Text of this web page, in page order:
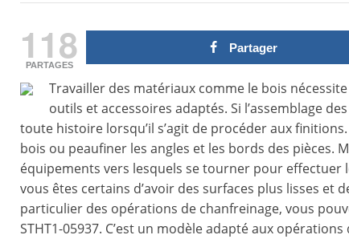
118
PARTAGES
Partager
Travailler des matériaux comme le bois
outils et accessoires adaptés. Si l’assemblage
toute histoire lorsqu’il s’agit de procéder aux
bois ou peaufiner les angles et les bords des pièces.
équipements vers lesquels se tourner pour effectuer
vous êtes certains d’avoir des surfaces plus lisses et
particulier des opérations de chanfreinage, vous
STHT1-05937. C’est un modèle adapté aux